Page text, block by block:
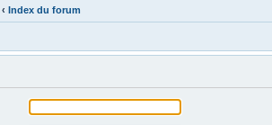
‹ Index du forum